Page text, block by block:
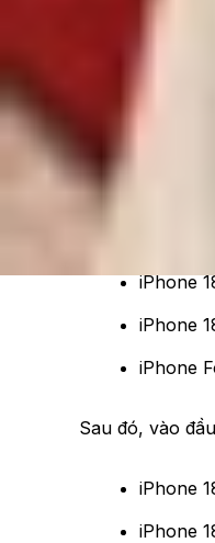
Chiến
Apple được
toàn mới. Nếu
Thông tin
iPhone
iPhone
iPhone
Sau đó, vào
iPhone
iPhone